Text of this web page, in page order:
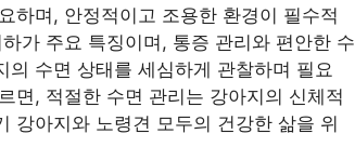
하며, 안정적이고 조용한 환경이 필수적
가 주요 특징이며, 통증 관리와 편안한 수
수면 상태를 세심하게 관찰하며 필요
면, 적절한 수면 관리는 강아지의 신체적
강아지와 노령견 모두의 건강한 삶을 위